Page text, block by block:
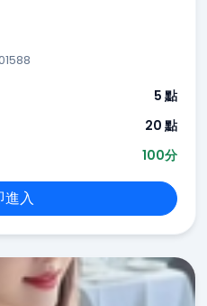
5 點
20 點
100分
進入